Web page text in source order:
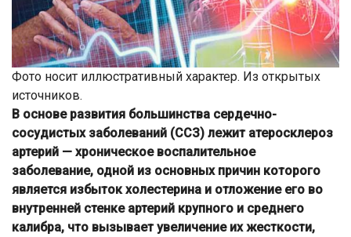
Фото носит иллюстративный характер. Из открытых
источников.
В основе развития большинства сердечно-
сосудистых заболеваний (ССЗ) лежит атеросклероз
артерий — хроническое воспалительное
заболевание, одной из основных причин которого
является избыток холестерина и отложение его во
внутренней стенке артерий крупного и среднего
калибра, что вызывает увеличение их жесткости,